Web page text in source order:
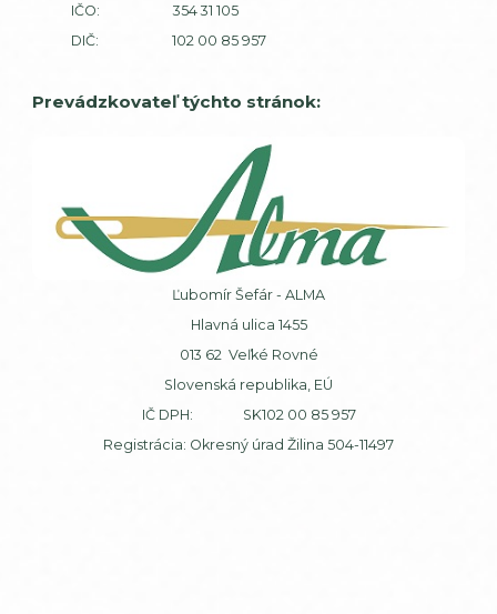
IČO: 354 31 105
DIČ: 102 00 85 957
Prevádzkovateľ týchto stránok:
Ľubomír Šefár - ALMA
Hlavná ulica 1455
013 62 Veľké Rovné
Slovenská republika, EÚ
IČ DPH: SK102 00 85 957
Registrácia: Okresný úrad Žilina 504-11497